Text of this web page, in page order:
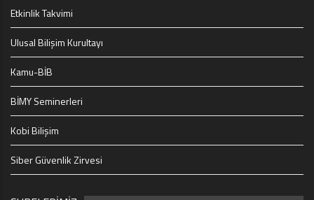
Etkinlik Takvimi
Ulusal Bilişim Kurultayı
Kamu-BİB
BİMY Seminerleri
Kobi Bilişim
Siber Güvenlik Zirvesi